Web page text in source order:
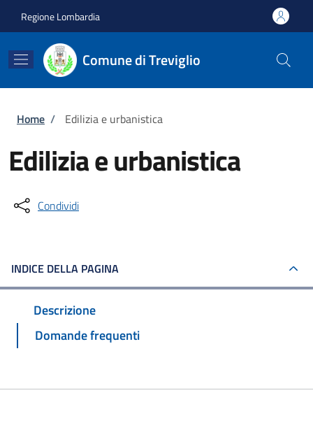
Regione Lombardia
Comune di Treviglio
Briciole di pane
Home / Edilizia e urbanistica
Edilizia e urbanistica
Condividi
INDICE DELLA PAGINA
Descrizione
Domande frequenti